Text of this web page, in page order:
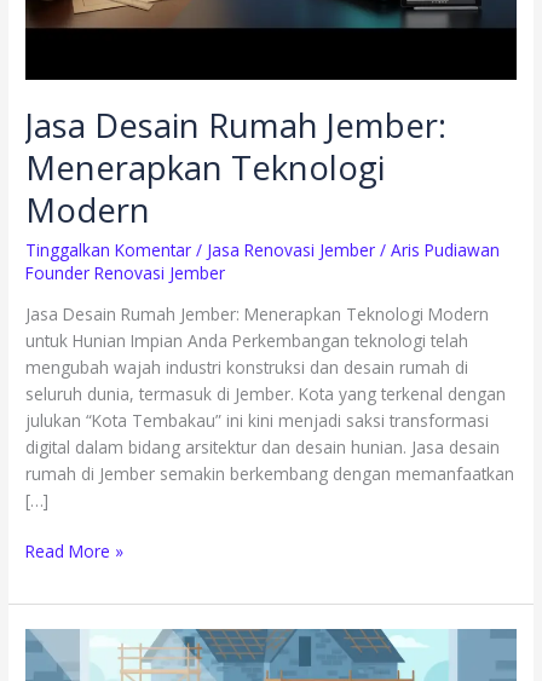
Jasa Desain Rumah Jember:
Menerapkan Teknologi
Modern
Tinggalkan Komentar / Jasa Renovasi Jember /Aris Pudiawan
Founder Renovasi Jember
Jasa Desain Rumah Jember: Menerapkan Teknologi Modern
untuk Hunian Impian Anda Perkembangan teknologi telah
mengubah wajah industri konstruksi dan desain rumah di
seluruh dunia, termasuk di Jember. Kota yang terkenal dengan
julukan “Kota Tembakau” ini kini menjadi saksi transformasi
digital dalam bidang arsitektur dan desain hunian. Jasa desain
rumah di Jember semakin berkembang dengan memanfaatkan
[…]
Read More »
Panduan
Membuat